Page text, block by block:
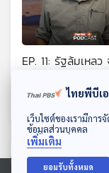
ดาวน์โหลด Thai PBS Podcast
EP. 11: รัฐล้มเหล
?ตอบโจทย์
ตอนที่เกี่ยวข้อง
ไทยพีบีเ
เว็บไซต์ของเรามีกา
ข้อมูลส่วนบุคคล
เพิ่มเติม
ยอมรับทั้งหมด